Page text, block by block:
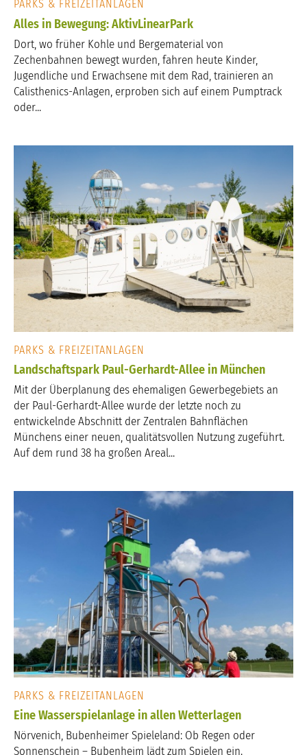
PARKS & FREIZEITANLAGEN
Alles in Bewegung: AktivLinearPark
Dort, wo früher Kohle und Bergematerial von
Zechenbahnen bewegt wurden, fahren heute Kinder,
Jugendliche und Erwachsene mit dem Rad, trainieren an
Calisthenics-Anlagen, erproben sich auf einem Pumptrack
oder...
PARKS & FREIZEITANLAGEN
Landschaftspark Paul-Gerhardt-Allee in München
Mit der Überplanung des ehemaligen Gewerbegebiets an
der Paul-Gerhardt-Allee wurde der letzte noch zu
entwickelnde Abschnitt der Zentralen Bahnflächen
Münchens einer neuen, qualitätsvollen Nutzung zugeführt.
Auf dem rund 38 ha großen Areal...
PARKS & FREIZEITANLAGEN
Eine Wasserspielanlage in allen Wetterlagen
Nörvenich, Bubenheimer Spieleland: Ob Regen oder
Sonnenschein – Bubenheim lädt zum Spielen ein.